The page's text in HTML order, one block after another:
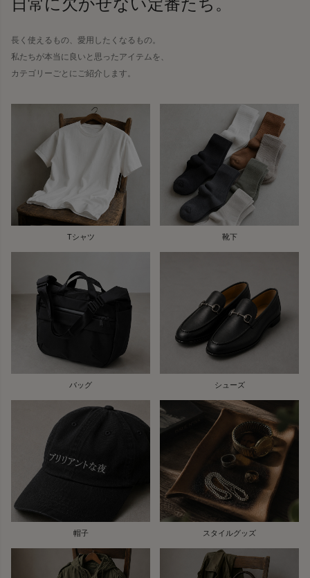
日常に欠かせない定番たち。
長く使えるもの、愛用したくなるもの。
私たちが本当に良いと思ったアイテムを、
カテゴリーごとにご紹介します。
Tシャツ 靴下
バッグ シューズ
帽子 スタイルグッズ